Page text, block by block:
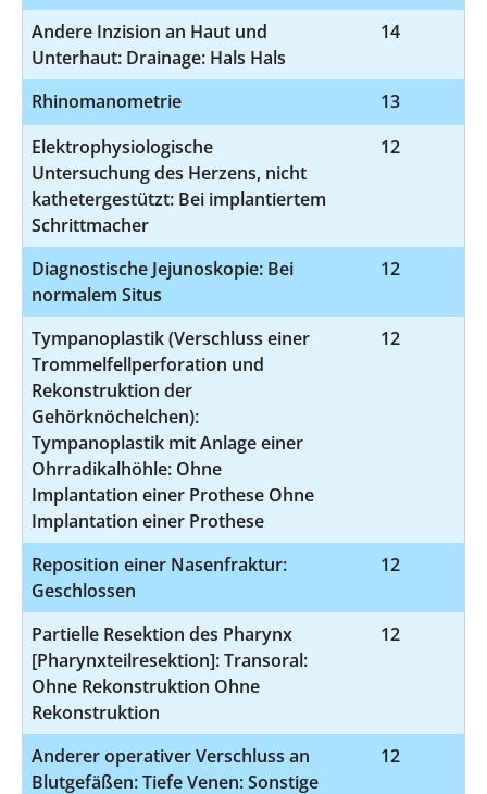
Andere Inzision an Haut und
Unterhaut: Drainage: Hals Hals
14
Rhinomanometrie 13
Elektrophysiologische
Untersuchung des Herzens, nicht
kathetergestützt: Bei implantiertem
Schrittmacher
12
Diagnostische Jejunoskopie: Bei
normalem Situs
12
Tympanoplastik (Verschluss einer
Trommelfellperforation und
Rekonstruktion der
Gehörknöchelchen):
Tympanoplastik mit Anlage einer
Ohrradikalhöhle: Ohne
Implantation einer Prothese Ohne
Implantation einer Prothese
12
Reposition einer Nasenfraktur:
Geschlossen
12
Partielle Resektion des Pharynx
[Pharynxteilresektion]: Transoral:
Ohne Rekonstruktion Ohne
Rekonstruktion
12
Anderer operativer Verschluss an
Blutgefäßen: Tiefe Venen: Sonstige
12